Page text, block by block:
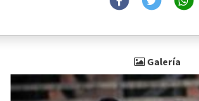
Galería